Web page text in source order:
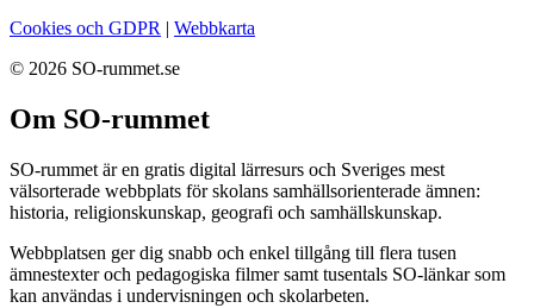
Cookies och GDPR | Webbkarta
© 2026 SO-rummet.se
Om SO-rummet
SO-rummet är en gratis digital lärresurs och Sveriges mest
välsorterade webbplats för skolans samhällsorienterade ämnen:
historia, religionskunskap, geografi och samhällskunskap.
Webbplatsen ger dig snabb och enkel tillgång till flera tusen
ämnestexter och pedagogiska filmer samt tusentals SO-länkar som
kan användas i undervisningen och skolarbeten.